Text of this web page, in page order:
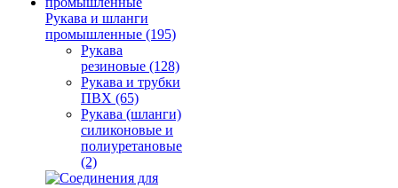
Рукава и шланги
промышленные (195)
Рукава
резиновые (128)
Рукава и трубки
ПВХ (65)
Рукава (шланги)
силиконовые и
полиуретановые
(2)